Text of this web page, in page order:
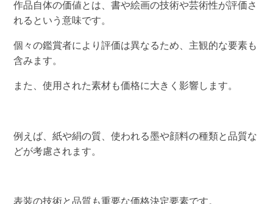
作品自体の価値とは、書や絵画の技術や芸術性が評価さ
れるという意味です。
個々の鑑賞者により評価は異なるため、主観的な要素も
含みます。
また、使用された素材も価格に大きく影響します。
例えば、紙や絹の質、使われる墨や顔料の種類と品質な
どが考慮されます。
表装の技術と品質も重要な価格決定要素です。